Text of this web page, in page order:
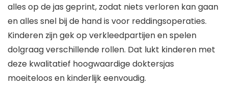
alles op de jas geprint, zodat niets verloren kan gaan
en alles snel bij de hand is voor reddingsoperaties.
Kinderen zijn gek op verkleedpartijen en spelen
dolgraag verschillende rollen. Dat lukt kinderen met
deze kwalitatief hoogwaardige doktersjas
moeiteloos en kinderlijk eenvoudig.